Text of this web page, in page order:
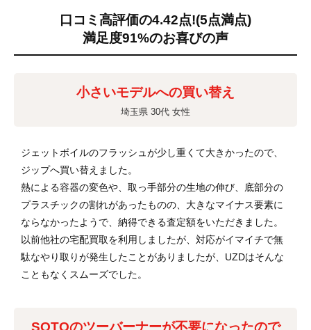
口コミ高評価の4.42点!(5点満点)
満足度91%のお喜びの声
小さいモデルへの買い替え
埼玉県 30代 女性
ジェットボイルのフラッシュが少し重くて大きかったので、
ジップへ買い替えました。
熱による容器の変色や、取っ手部分の生地の伸び、底部分の
プラスチックの割れがあったものの、大きなマイナス要素に
ならなかったようで、納得できる査定額をいただきました。
以前他社の宅配買取を利用しましたが、対応がイマイチで無
駄なやり取りが発生したことがありましたが、UZDはそんな
こともなくスムーズでした。
SOTOのツーバーナーが不要になったので